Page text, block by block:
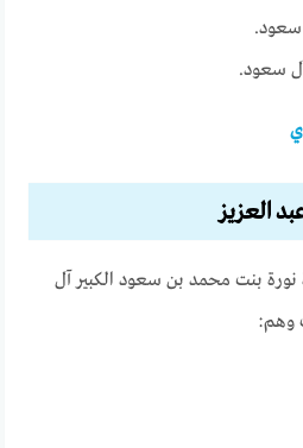
سعود.
سعود.
العزيز
نورة بنت محمد بن سعود الكبير آل
وهم: